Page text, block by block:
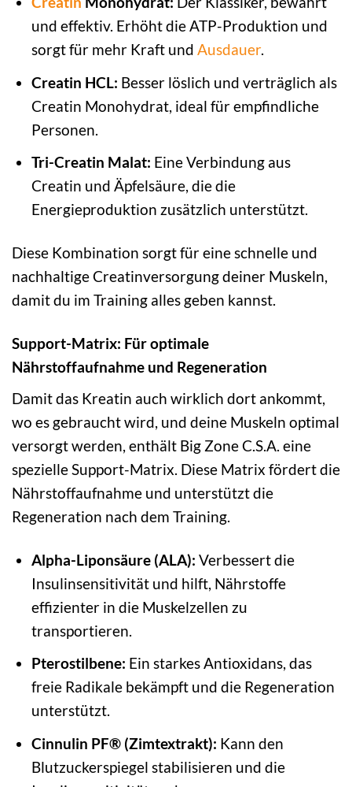
und effektiv. Erhöht die ATP-Produktion und
sorgt für mehr Kraft und Ausdauer.
Creatin HCL: Besser löslich und verträglich als
Creatin Monohydrat, ideal für empfindliche
Personen.
Tri-Creatin Malat: Eine Verbindung aus
Creatin und Äpfelsäure, die die
Energieproduktion zusätzlich unterstützt.
Diese Kombination sorgt für eine schnelle und
nachhaltige Creatinversorgung deiner Muskeln,
damit du im Training alles geben kannst.
Support-Matrix: Für optimale
Nährstoffaufnahme und Regeneration
Damit das Kreatin auch wirklich dort ankommt,
wo es gebraucht wird, und deine Muskeln optimal
versorgt werden, enthält Big Zone C.S.A. eine
spezielle Support-Matrix. Diese Matrix fördert die
Nährstoffaufnahme und unterstützt die
Regeneration nach dem Training.
Alpha-Liponsäure (ALA): Verbessert die
Insulinsensitivität und hilft, Nährstoffe
effizienter in die Muskelzellen zu
transportieren.
Pterostilbene: Ein starkes Antioxidans, das
freie Radikale bekämpft und die Regeneration
unterstützt.
Cinnulin PF® (Zimtextrakt): Kann den
Blutzuckerspiegel stabilisieren und die